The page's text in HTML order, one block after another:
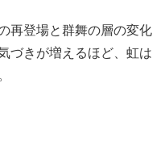
再登場と群舞の層の変化
づきが増えるほど、虹は